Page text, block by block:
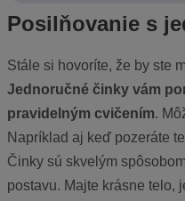
Posilňovanie s
Stále si hovoríte, že by ste
Jednoručné činky vám
pravidelným cvičením.
Napríklad aj keď pozeráte
Činky sú skvelým
postavu. Majte krásne telo,